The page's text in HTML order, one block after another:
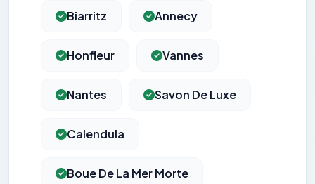
Biarritz Annecy
Honfleur Vannes
Nantes Savon De Luxe
Calendula
Boue De La Mer Morte